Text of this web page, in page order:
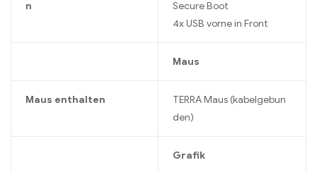
n
Secure Boot
4x USB vorne in Front
Maus
Maus enthalten
TERRA Maus (kabelgebun
den)
Grafik